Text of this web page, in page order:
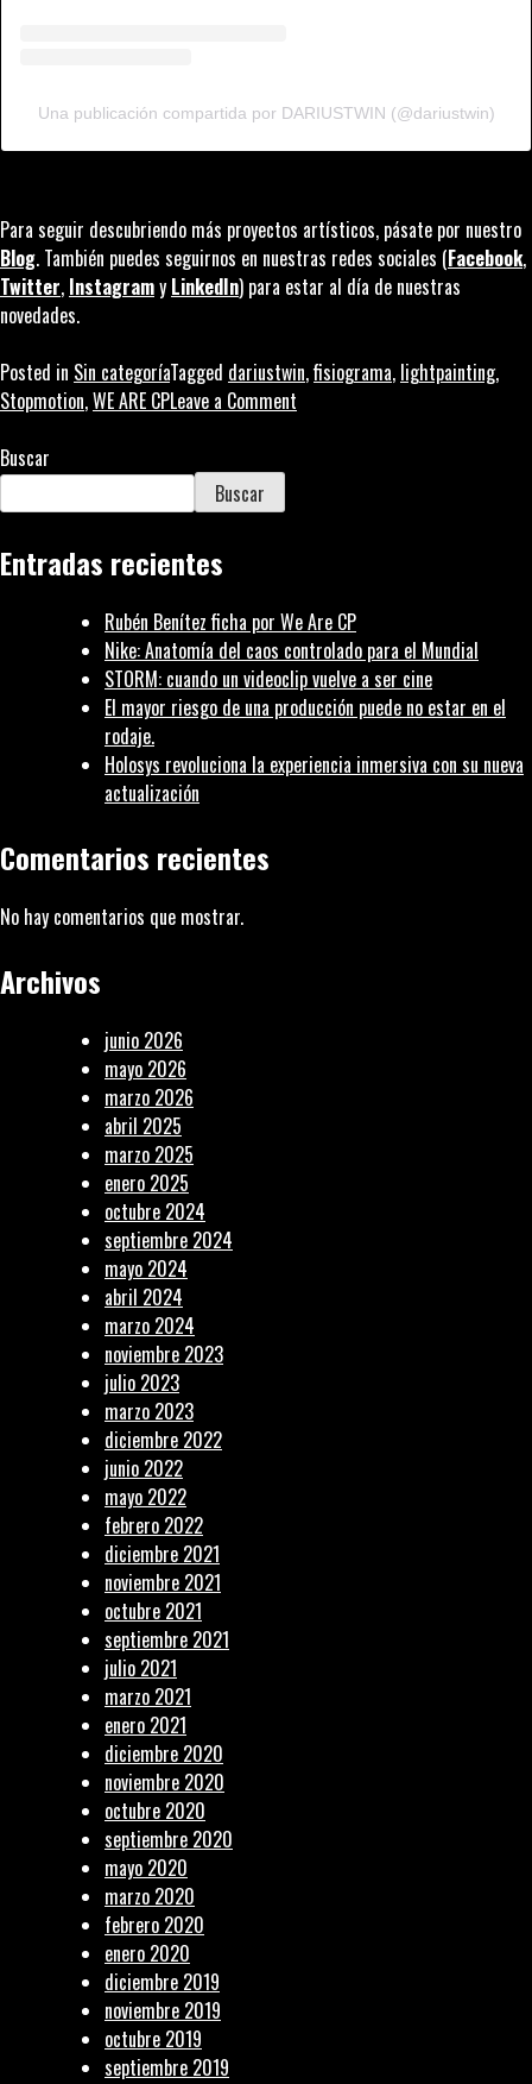
Una publicación compartida por DARIUSTWIN (@dariustwin)
Para seguir descubriendo más proyectos artísticos, pásate por nuestro
Blog. También puedes seguirnos en nuestras redes sociales (Facebook,
Twitter, Instagramy LinkedIn) para estar al día de nuestras
novedades.
Posted in Sin categoríaTagged dariustwin,fisiograma, lightpainting,
Stopmotion,WE ARE CPLeave a Comment
Buscar
Buscar
Entradas recientes
Rubén Benítez ficha por We Are CP
Nike: Anatomía del caos controlado para el Mundial
STORM: cuando un videoclip vuelve a ser cine
El mayor riesgo de una producción puede no estar en el
rodaje.
Holosys revoluciona la experiencia inmersiva con su nueva
actualización
Comentarios recientes
No hay comentarios que mostrar.
Archivos
junio 2026
mayo 2026
marzo 2026
abril 2025
marzo 2025
enero 2025
octubre 2024
septiembre 2024
mayo 2024
abril 2024
marzo 2024
noviembre 2023
julio 2023
marzo 2023
diciembre 2022
junio 2022
mayo 2022
febrero 2022
diciembre 2021
noviembre 2021
octubre 2021
septiembre 2021
julio 2021
marzo 2021
enero 2021
diciembre 2020
noviembre 2020
octubre 2020
septiembre 2020
mayo 2020
marzo 2020
febrero 2020
enero 2020
diciembre 2019
noviembre 2019
octubre 2019
septiembre 2019